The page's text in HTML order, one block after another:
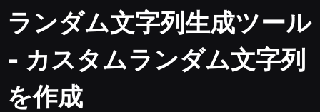
ランダム文字列生成ツール
- カスタムランダム文字列
を作成